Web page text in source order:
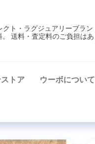
ト・ラグジュアリーブラン
送料・査定料のご負担は
トア ウーボについて